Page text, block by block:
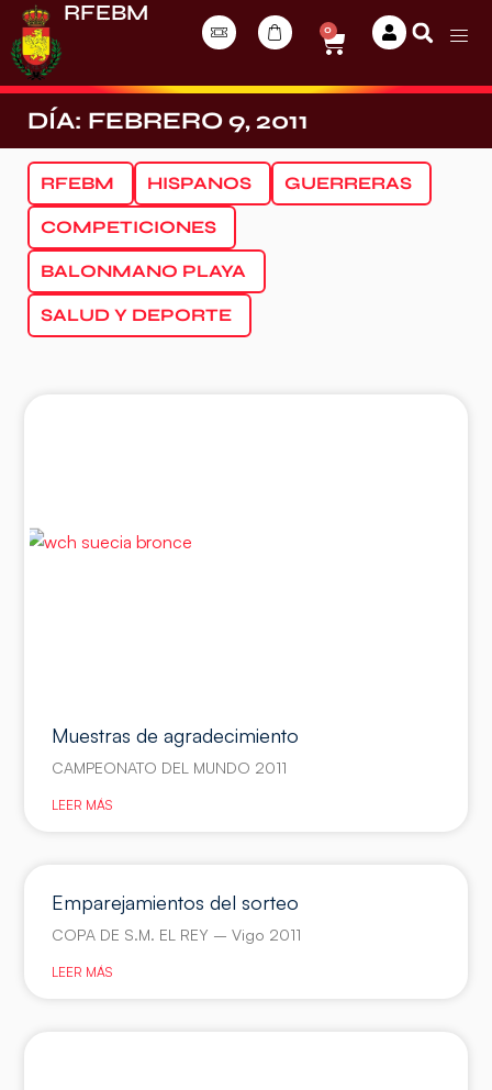
RFEBM
0
DÍA: FEBRERO 9, 2011
RFEBM HISPANOS GUERRERAS
COMPETICIONES
BALONMANO PLAYA
SALUD Y DEPORTE
Muestras de agradecimiento
CAMPEONATO DEL MUNDO 2011
LEER MÁS
Emparejamientos del sorteo
COPA DE S.M. EL REY – Vigo 2011
LEER MÁS